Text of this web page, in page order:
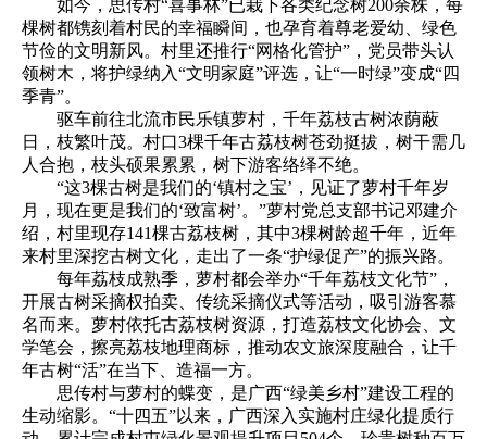
如今，思传村“喜事林”已栽下各类纪念树200余株，每
棵树都镌刻着村民的幸福瞬间，也孕育着尊老爱幼、绿色
节俭的文明新风。村里还推行“网格化管护”，党员带头认
领树木，将护绿纳入“文明家庭”评选，让“一时绿”变成“四
季青”。
驱车前往北流市民乐镇萝村，千年荔枝古树浓荫蔽
日，枝繁叶茂。村口3棵千年古荔枝树苍劲挺拔，树干需几
人合抱，枝头硕果累累，树下游客络绎不绝。
“这3棵古树是我们的‘镇村之宝’，见证了萝村千年岁
月，现在更是我们的‘致富树’。”萝村党总支部书记邓建介
绍，村里现存141棵古荔枝树，其中3棵树龄超千年，近年
来村里深挖古树文化，走出了一条“护绿促产”的振兴路。
每年荔枝成熟季，萝村都会举办“千年荔枝文化节”，
开展古树采摘权拍卖、传统采摘仪式等活动，吸引游客慕
名而来。萝村依托古荔枝树资源，打造荔枝文化协会、文
学笔会，擦亮荔枝地理商标，推动农文旅深度融合，让千
年古树“活”在当下、造福一方。
思传村与萝村的蝶变，是广西“绿美乡村”建设工程的
生动缩影。“十四五”以来，广西深入实施村庄绿化提质行